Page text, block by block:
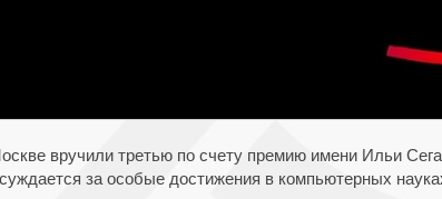
вручили третью по счету премию имени Ильи
за особые достижения в компьютерных